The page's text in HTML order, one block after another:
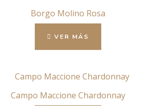
Borgo Molino Rosa
VER MÁS
Campo Maccione Chardonnay